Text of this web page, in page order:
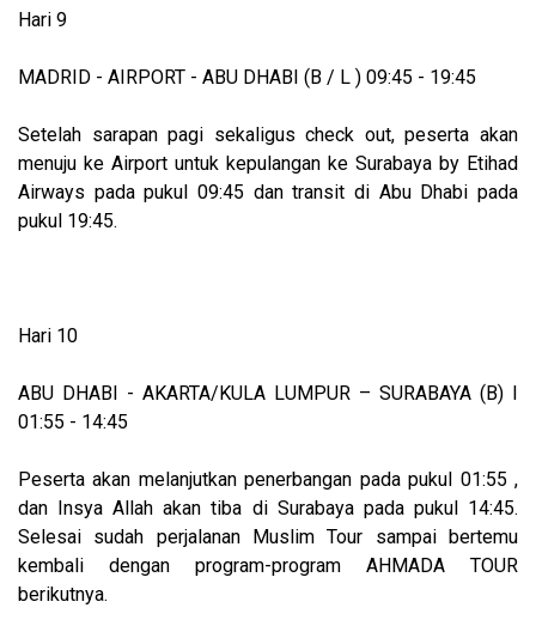
Hari 9
MADRID - AIRPORT - ABU DHABI (B / L ) 09:45 - 19:45
Setelah sarapan pagi sekaligus check out, peserta akan
menuju ke Airport untuk kepulangan ke Surabaya by Etihad
Airways pada pukul 09:45 dan transit di Abu Dhabi pada
pukul 19:45.
Hari 10
ABU DHABI - AKARTA/KULA LUMPUR – SURABAYA (B) I
01:55 - 14:45
Peserta akan melanjutkan penerbangan pada pukul 01:55 ,
dan Insya Allah akan tiba di Surabaya pada pukul 14:45.
Selesai sudah perjalanan Muslim Tour sampai bertemu
kembali dengan program-program AHMADA TOUR
berikutnya.